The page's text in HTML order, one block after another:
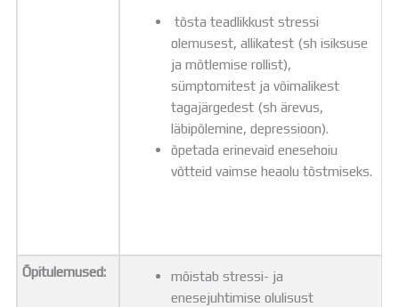
Toitlustamine
Õpilasesindus
Tööpakkumised
tõsta teadlikkust stressi
olemusest, allikatest (sh isiksuse
ja mõtlemise rollist),
sümptomitest ja võimalikest
tagajärgedest (sh ärevus,
läbipõlemine, depressioon).
õpetada erinevaid enesehoiu
võtteid vaimse heaolu tõstmiseks.
Õpitulemused:
mõistab stressi- ja
enesejuhtimise olulisust